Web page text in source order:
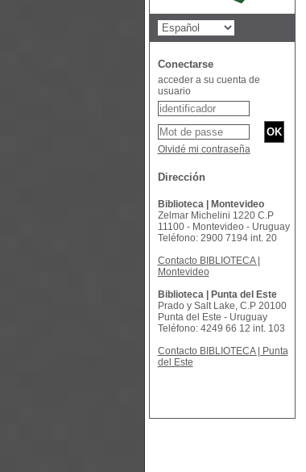
Conectarse
acceder a su cuenta de
usuario
Olvidé mi contraseña
Dirección
Biblioteca | Montevideo
Zelmar Michelini 1220 C.P
11100 - Montevideo - Uruguay
Teléfono: 2900 7194 int. 20
Contacto BIBLIOTECA |
Montevideo
Biblioteca | Punta del Este
Prado y Salt Lake, C.P 20100
Punta del Este - Uruguay
Teléfono: 4249 66 12 int. 103
Contacto BIBLIOTECA | Punta
del Este